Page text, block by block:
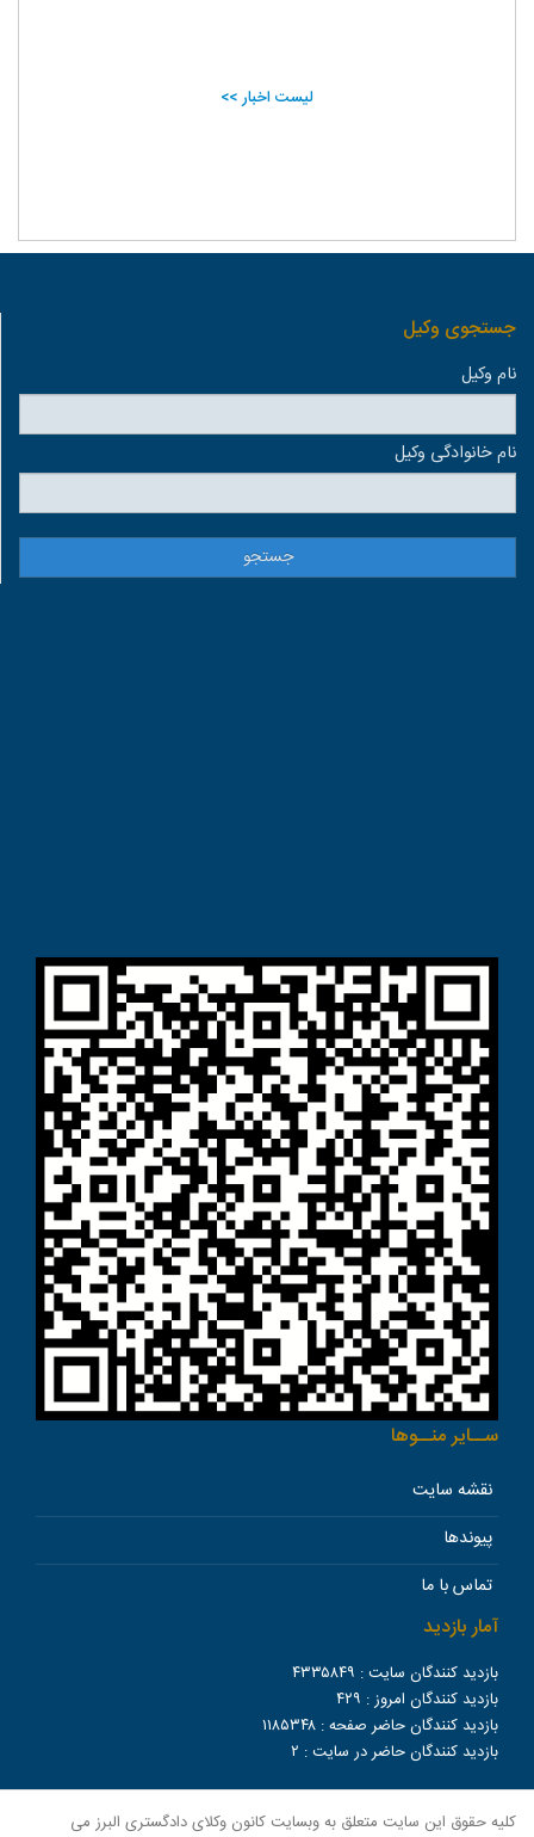
لیست اخبار >>
جستجوی وكيل
نام وكيل
نام خانوادگی وكيل
ســاير منــوها
نقشه سایت
پیوندها
تماس با ما
آمار بازدید
بازدید کنندگان سایت : ۴۳۳۵۸۴۹
بازدید کنندگان امروز : ۴۲۹
بازدید کنندگان حاضر صفحه : ۱۱۸۵۳۴۸
بازدید کنندگان حاضر در سایت : ۲
کلیه حقوق این سایت متعلق به وبسایت کانون وکلای دادگستری البرز می